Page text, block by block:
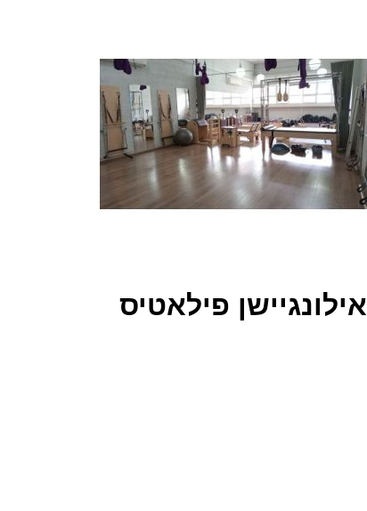
אילונגיישן פילאטיס